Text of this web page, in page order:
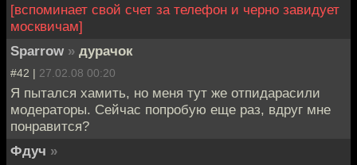
[вспоминает свой счет за телефон и черно завидует
москвичам]
Sparrow » дурачок
#42 | 27.02.08 00:20
Я пытался хамить, но меня тут же отпидарасили
модераторы. Сейчас попробую еще раз, вдруг мне
понравится?
Фдуч »